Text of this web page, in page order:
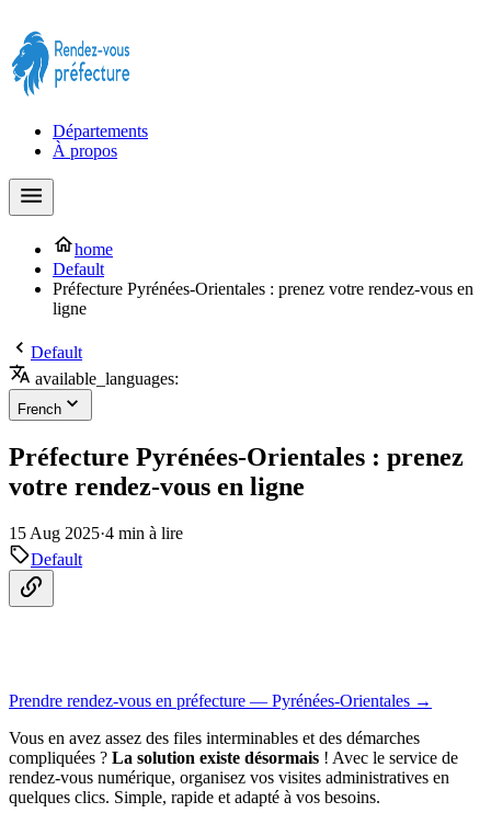
Départements
À propos
home
Default
Préfecture Pyrénées-Orientales : prenez votre rendez-vous en
ligne
Default
available_languages:
French
Préfecture Pyrénées-Orientales : prenez
votre rendez-vous en ligne
15 Aug 2025·4 min à lire
Default
Prendre rendez-vous en préfecture — Pyrénées-Orientales →
Vous en avez assez des files interminables et des démarches
compliquées ? La solution existe désormais ! Avec le service de
rendez-vous numérique, organisez vos visites administratives en
quelques clics. Simple, rapide et adapté à vos besoins.